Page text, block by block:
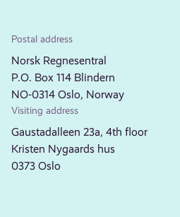
Postal address
Norsk Regnesentral
P.O. Box 114 Blindern
NO-0314 Oslo, Norway
Visiting address
Gaustadalleen 23a, 4th floor
Kristen Nygaards hus
0373 Oslo